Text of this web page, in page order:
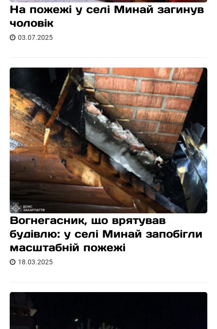
На пожежі у селі Минай загинув
чоловік
03.07.2025
Вогнегасник, що врятував
будівлю: у селі Минай запобігли
масштабній пожежі
18.03.2025